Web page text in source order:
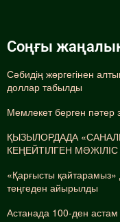
Соңғы
Сәбидің жөргегінен
доллар табылды
Мемлекет берген
ҚЫЗЫЛОРДАДА
КЕҢЕЙТІЛГЕН МӘЖІЛІС
«Қарғысты қайтарамыз»
теңгеден айырылды
Астанада 100-ден